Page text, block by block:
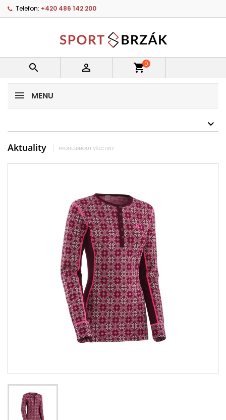
Telefon: +420 486 142 200
  shopping_cart0
MENU
Aktuality PROHLÉDNOUT VŠECHNY